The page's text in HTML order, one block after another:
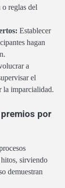
reglas del
Establecer
hagan
a
el
la imparcialidad.
por
sirviendo
demuestran